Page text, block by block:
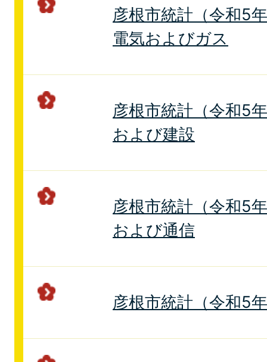
彦根市統計（令和5
電気およびガス
彦根市統計（令和5
および建設
彦根市統計（令和5
および通信
彦根市統計（令和5